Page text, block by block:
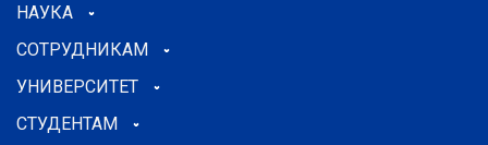
НАУКА
СОТРУДНИКАМ
УНИВЕРСИТЕТ
СТУДЕНТАМ